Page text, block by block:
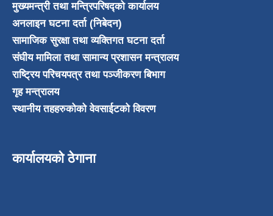
मुख्यमन्त्री तथा मन्त्रिपरिषद्को कार्यालय
अनलाइन घटना दर्ता (निबेदन)
सामाजिक सुरक्षा तथा व्यक्तिगत घटना दर्ता
संघीय मामिला तथा सामान्य प्रशासन मन्त्रालय
राष्ट्रिय परिचयपत्र तथा पञ्जीकरण बिभाग
गृह मन्त्रालय
स्थानीय तहहरुकोको वेवसाईटको विवरण
कार्यालयको ठेगाना